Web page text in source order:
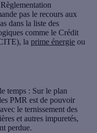
pas le recours aux
dans la liste des
comme le Crédit
la prime énergie ou
temps : Sur le plan
PMR est de pouvoir
le ternissement des
et autres impuretés,
perdue.